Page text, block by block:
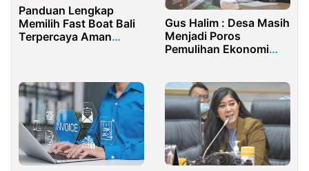
Panduan Lengkap
Memilih Fast Boat Bali
Terpercaya Aman
Gus Halim : Desa Masih
Menjadi Poros
Pemulihan Ekonomi